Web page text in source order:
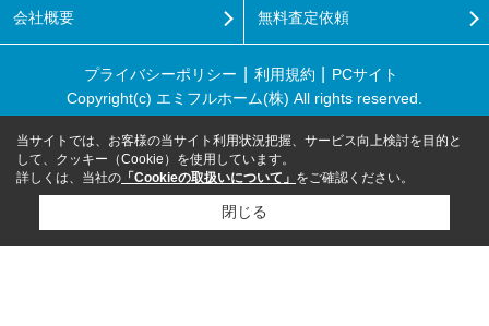
会社概要 無料査定依頼
プライバシーポリシー 利用規約
PCサイト
Copyright(c) エミフルホーム(株) All rights reserved.
当サイトでは、お客様の当サイト利用状況把握、サービス向上検討を目的と
して、クッキー（Cookie）を使用しています。
詳しくは、当社の 「Cookieの取扱いについて」 をご確認ください。
閉じる